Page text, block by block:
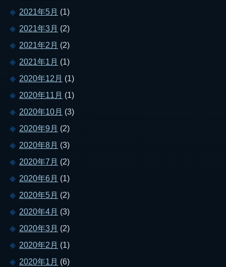
2021年5月 (1)
2021年3月 (2)
2021年2月 (2)
2021年1月 (1)
2020年12月 (1)
2020年11月 (1)
2020年10月 (3)
2020年9月 (2)
2020年8月 (3)
2020年7月 (2)
2020年6月 (1)
2020年5月 (2)
2020年4月 (3)
2020年3月 (2)
2020年2月 (1)
2020年1月 (6)